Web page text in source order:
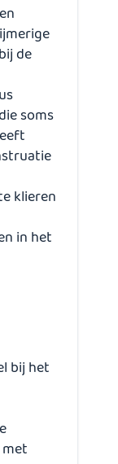
de
soms
klieren
in het
bij het